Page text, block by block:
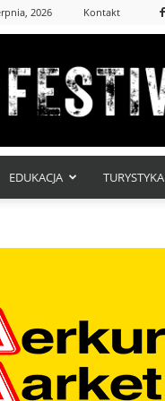
2026 Kontakt
EDUKACJA TURYSTYKA